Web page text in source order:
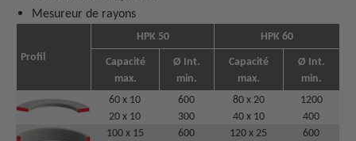
Mesureur de rayons
Profil
HPK 50
HPK 60
Capacité
max.
Ø Int.
min.
Capacité
max.
Ø Int.
min.
60 x 10
20 x 10
600
300
80 x 20
40 x 10
1200
400
100 x 15
600
120 x 25
600